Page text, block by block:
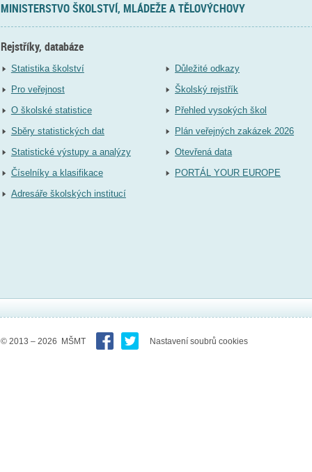
MINISTERSTVO ŠKOLSTVÍ, MLÁDEŽE A TĚLOVÝCHOVY
Rejstříky, databáze
Statistika školství
Pro veřejnost
O školské statistice
Sběry statistických dat
Statistické výstupy a analýzy
Číselníky a klasifikace
Adresáře školských institucí
Důležité odkazy
Školský rejstřík
Přehled vysokých škol
Plán veřejných zakázek 2026
Otevřená data
PORTÁL YOUR EUROPE
© 2013 – 2026 MŠMT Nastavení soubrů cookies